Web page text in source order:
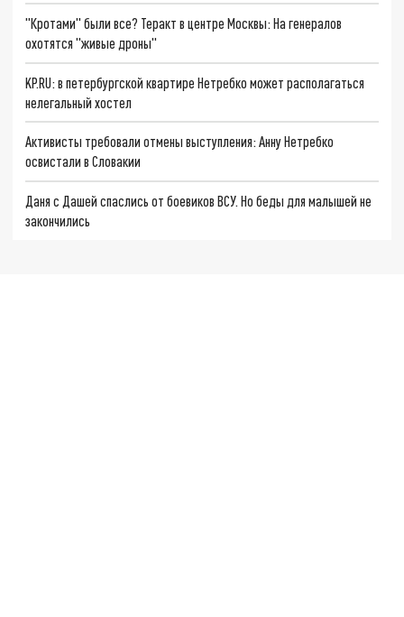
"Кротами" были все? Теракт в центре Москвы: На генералов
охотятся "живые дроны"
KP.RU: в петербургской квартире Нетребко может располагаться
нелегальный хостел
Активисты требовали отмены выступления: Анну Нетребко
освистали в Словакии
Даня с Дашей спаслись от боевиков ВСУ. Но беды для малышей не
закончились